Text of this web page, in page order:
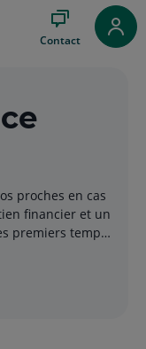
Contact
proches en cas
financier et un
premiers temps.